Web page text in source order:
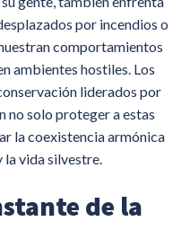
por incendios o
comportamientos
ambientes hostiles. Los
liderados por
no solo proteger a estas
la coexistencia armónica
la vida silvestre.
de la